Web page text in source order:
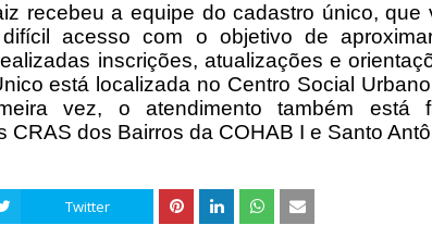
recebeu a equipe do cadastro único, que
acesso com o objetivo de
inscrições, atualizações e
está localizada no Centro Social
vez, o atendimento também está
CRAS dos Bairros da COHAB I e Santo
Twitter